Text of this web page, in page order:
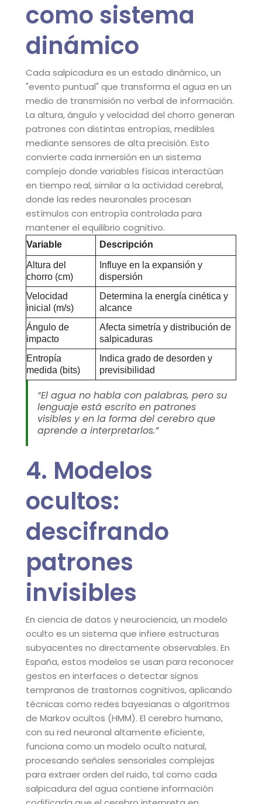
como sistema
dinámico
Cada salpicadura es un estado dinámico, un
"evento puntual" que transforma el agua en un
medio de transmisión no verbal de información.
La altura, ángulo y velocidad del chorro generan
patrones con distintas entropías, medibles
mediante sensores de alta precisión. Esto
convierte cada inmersión en un sistema
complejo donde variables físicas interactúan
en tiempo real, similar a la actividad cerebral,
donde las redes neuronales procesan
estímulos con entropía controlada para
mantener el equilibrio cognitivo.
Variable Descripción
Altura del
chorro (cm)
Influye en la expansión y
dispersión
Velocidad
inicial (m/s)
Determina la energía cinética y
alcance
Ángulo de
impacto
Afecta simetría y distribución de
salpicaduras
Entropía
medida (bits)
Indica grado de desorden y
previsibilidad
“El agua no habla con palabras, pero su
lenguaje está escrito en patrones
visibles y en la forma del cerebro que
aprende a interpretarlos.”
4. Modelos
ocultos:
descifrando
patrones
invisibles
En ciencia de datos y neurociencia, un modelo
oculto es un sistema que infiere estructuras
subyacentes no directamente observables. En
España, estos modelos se usan para reconocer
gestos en interfaces o detectar signos
tempranos de trastornos cognitivos, aplicando
técnicas como redes bayesianas o algoritmos
de Markov ocultos (HMM). El cerebro humano,
con su red neuronal altamente eficiente,
funciona como un modelo oculto natural,
procesando señales sensoriales complejas
para extraer orden del ruido, tal como cada
salpicadura del agua contiene información